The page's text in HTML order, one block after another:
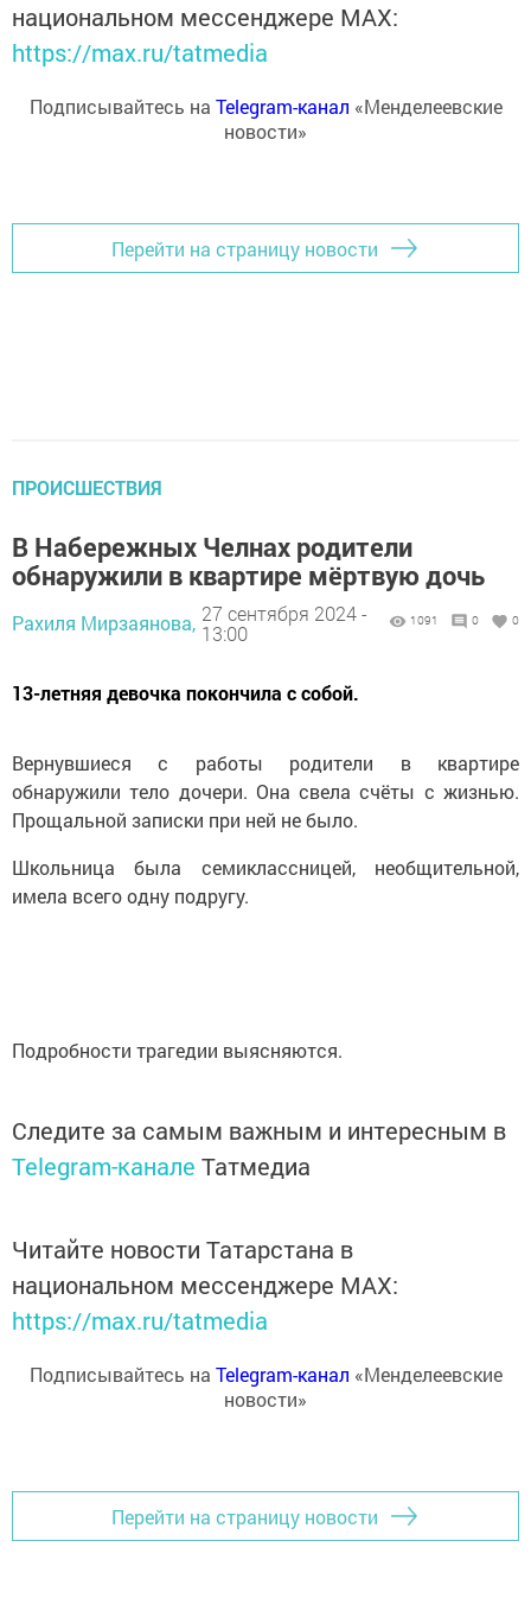
национальном мессенджере MАХ:
https://max.ru/tatmedia
Подписывайтесь на Telegram-канал «Менделеевские
новости»
Перейти на страницу новости
ПРОИСШЕСТВИЯ
В Набережных Челнах родители
обнаружили в квартире мёртвую дочь
Рахиля Мирзаянова, 27 сентября 2024 -
13:00
1091 0 0
13-летняя девочка покончила с собой.
Вернувшиеся с работы родители в квартире
обнаружили тело дочери. Она свела счёты с жизнью.
Прощальной записки при ней не было.
Школьница была семиклассницей, необщительной,
имела всего одну подругу.
Подробности трагедии выясняются.
Следите за самым важным и интересным в
Telegram-канале Татмедиа
Читайте новости Татарстана в
национальном мессенджере MАХ:
https://max.ru/tatmedia
Подписывайтесь на Telegram-канал «Менделеевские
новости»
Перейти на страницу новости